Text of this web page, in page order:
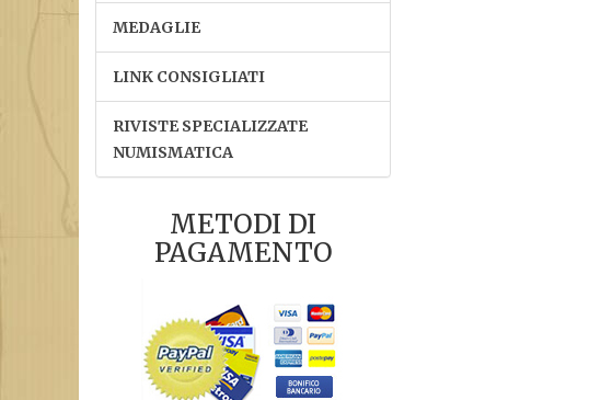
MEDAGLIE
LINK CONSIGLIATI
RIVISTE SPECIALIZZATE
NUMISMATICA
METODI DI
PAGAMENTO